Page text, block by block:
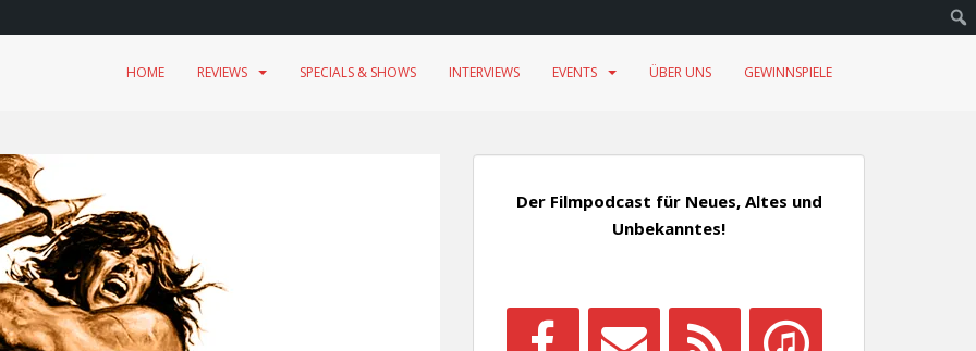
HOME REVIEWS SPECIALS & SHOWS INTERVIEWS EVENTS ÜBER UNS GEWINNSPIELE
Der Filmpodcast für Neues, Altes und
Unbekanntes!